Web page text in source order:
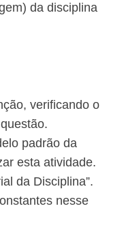
da disciplina
verificando o
padrão da
esta atividade.
da Disciplina”.
nesse